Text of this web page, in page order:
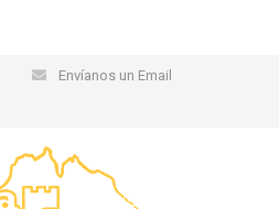
Envíanos un Email